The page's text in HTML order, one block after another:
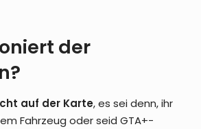
der
auf der Karte, es sei denn, ihr
Fahrzeug oder seid GTA+-